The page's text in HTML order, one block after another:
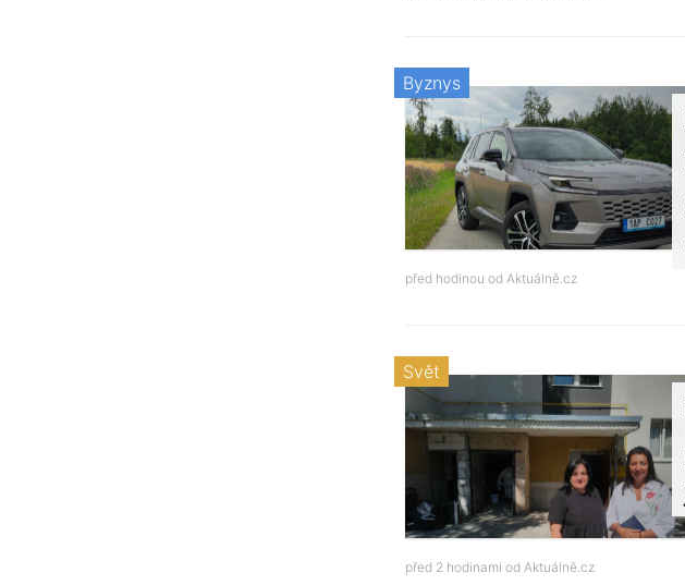
Byznys
před hodinou od Aktuálně.cz
Svět
před 2 hodinami od Aktuálně.cz